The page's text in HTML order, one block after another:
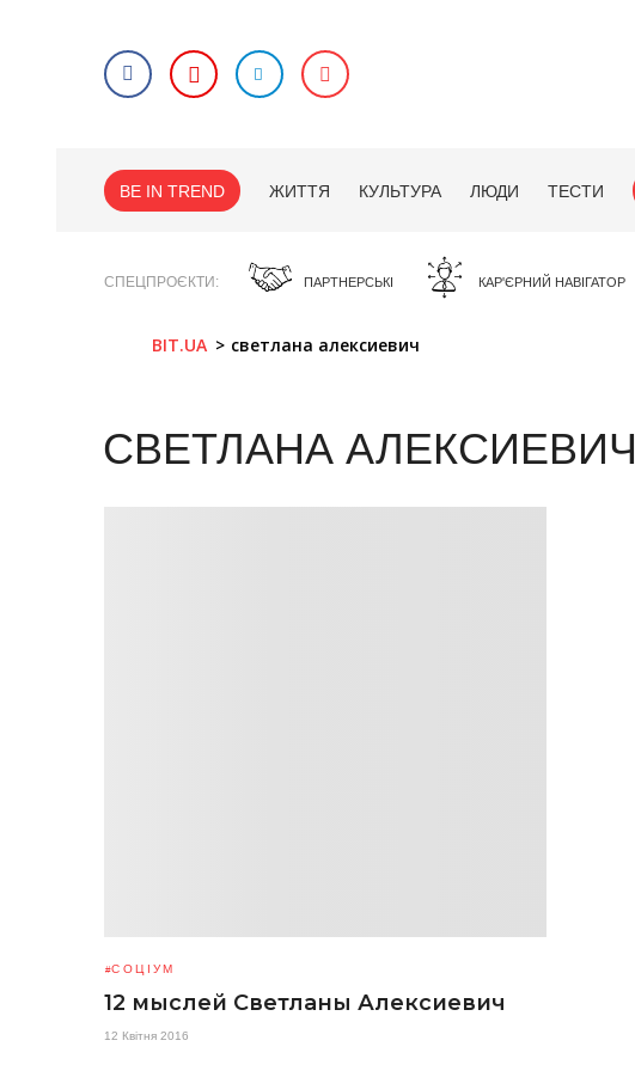
BE IN TREND ЖИТТЯ КУЛЬТУРА ЛЮДИ ТЕСТИ
СПЕЦПРОЄКТИ ПАРТНЕРСЬКІ КАР'ЄРНИЙ НАВІГАТОР
BIT.UA светлана алексиевич
СВЕТЛАНА АЛЕКСИЕВИЧ
СОЦІУМ
12 мыслей Светланы Алексиевич
12 Квітня 2016